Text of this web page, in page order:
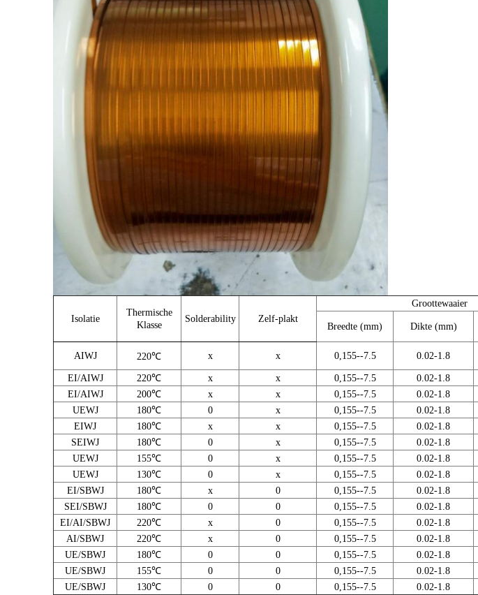
Isolatie
Thermische
Klasse
Solderability Zelf-plakt
Groottewaaier
Breedte (mm) Dikte (mm)
AIWJ 220℃ x x 0,155--7.5 0.02-1.8
EI/AIWJ 220℃ x x 0,155--7.5 0.02-1.8
EI/AIWJ
200℃ x x 0,155--7.5 0.02-1.8
UEWJ
180℃ 0 x 0,155--7.5 0.02-1.8
EIWJ
180℃ x x 0,155--7.5 0.02-1.8
SEIWJ
180℃ 0 x 0,155--7.5 0.02-1.8
UEWJ
155℃ 0 x 0,155--7.5 0.02-1.8
UEWJ
130℃ 0 x 0,155--7.5 0.02-1.8
EI/SBWJ
180℃ x 0 0,155--7.5 0.02-1.8
SEI/SBWJ
180℃ 0 0 0,155--7.5 0.02-1.8
EI/AI/SBWJ
220℃ x 0 0,155--7.5 0.02-1.8
AI/SBWJ
220℃ x 0 0,155--7.5 0.02-1.8
UE/SBWJ
180℃ 0 0 0,155--7.5 0.02-1.8
UE/SBWJ
155℃ 0 0 0,155--7.5 0.02-1.8
UE/SBWJ
130℃ 0 0 0,155--7.5 0.02-1.8